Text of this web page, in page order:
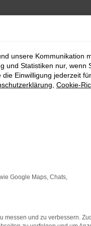
in einem anderen
nicht mehr
unsere Kommunikation
und Statistiken nur, wenn
Einwilligung jederzeit
Cookie-
Google Maps, Chats,
messen und zu verbessern.